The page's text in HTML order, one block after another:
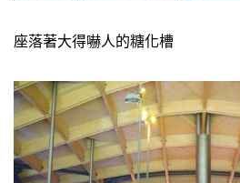
座落著大得嚇人的糖化槽